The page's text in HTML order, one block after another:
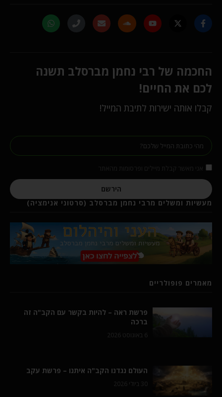
החכמה של רבי נחמן מברסלב תשנה
לכם את החיים!
קבלו אותה ישירות לתיבת המייל!
הירשם
מעשיות ומשלים מרבי נחמן מברסלב (סרטוני אנימציה)
מאמרים פופולריים
פרשת ראה – להיות בקשר עם הקב"ה זה
ברכה
6 באוגוסט 2026
העולם נגדנו הקב"ה איתנו – פרשת עקב
30 ביולי 2026